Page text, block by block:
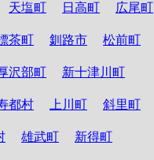
天塩町 日高町 広尾町
茶町 釧路市 松前町
沢部町 新十津川町
都村 上川町 斜里町
雄武町 新得町